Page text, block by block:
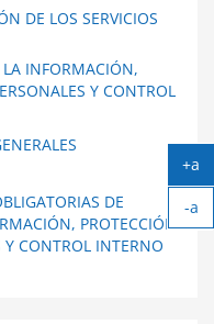
DE LOS SERVICIOS
INFORMACIÓN,
Y CONTROL
DE
PROTECCIÓN
Y CONTROL INTERNO
+a
-a